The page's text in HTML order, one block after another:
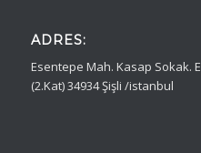
ADRES:
Esentepe Mah. Kasap Sokak.
(2.Kat) 34934 Şişli /istanbul